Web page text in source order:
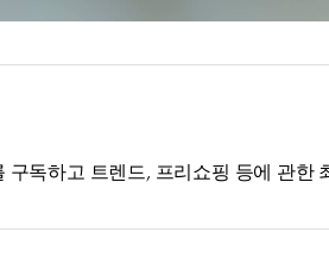
구독하고 트렌드, 프리쇼핑 등에 관한